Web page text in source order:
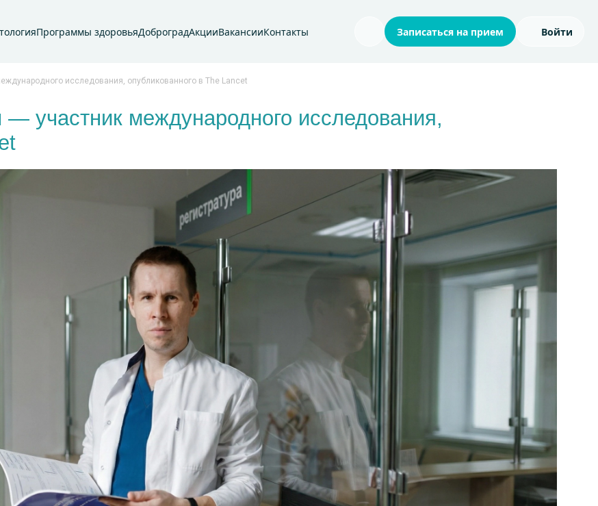
Программы здоровьяДоброградАкцииВакансииКонтакты Поиск по сайтуЗаписаться на прием Войти
исследования, опубликованного в The Lancet
участник международного исследования,